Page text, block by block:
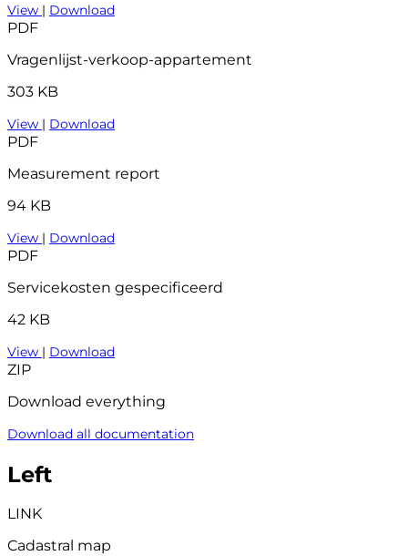
View | Download
PDF
Vragenlijst-verkoop-appartement
303 KB
View | Download
PDF
Measurement report
94 KB
View | Download
PDF
Servicekosten gespecificeerd
42 KB
View | Download
ZIP
Download everything
Download all documentation
Left
LINK
Cadastral map